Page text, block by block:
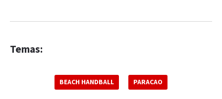
Temas:
BEACH HANDBALL PARACAO